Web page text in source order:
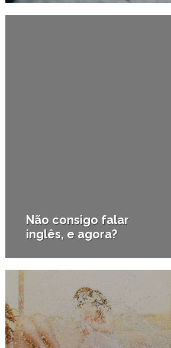
30/09/2017
Não consigo falar
inglês, e agora?
29/12/2015